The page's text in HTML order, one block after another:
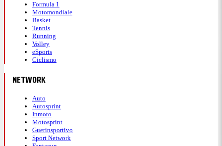
Formula 1
Motomondiale
Basket
Tennis
Running
Volley
eSports
Ciclismo
NETWORK
Auto
Autosprint
Inmoto
Motosprint
Guerinsportivo
Sport Network